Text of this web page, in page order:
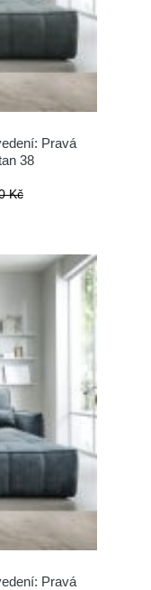
Pravá
38
Kč
Pravá